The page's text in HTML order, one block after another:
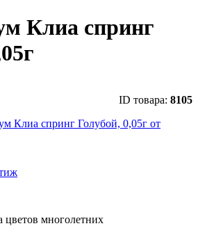
Клиа спринг
ID товара: 8105
цветов многолетних